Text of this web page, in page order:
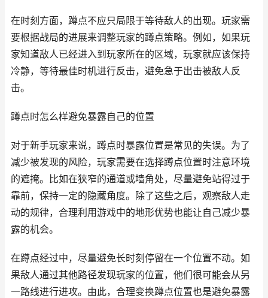
在时刻方面，蹲点不应只局限于等待敌人的出现。玩家需
要根据战局的进展来调整玩家的蹲点策略。例如，如果玩
家知道敌人已经进入到玩家所在的区域，玩家就应该保持
冷静，等待最佳时机进行反击，避免急于出击被敌人反
击。
蹲点时怎么样避免暴露自己的位置
对于新手玩家来说，蹲点时暴露位置是常见的失误。为了
减少被发现的风险，玩家需要在选择蹲点位置时注意环境
的遮掩。比如在狭窄的通道或墙角处，尽量避免站得过于
靠前，保持一定的隐藏角度。除了这些之后，观察敌人走
动的规律，合理利用游戏中的地形优势也能让自己减少暴
露的机会。
在蹲点经过中，尽量避免长时刻停留在一个位置不动。如
果敌人通过其他路径发现玩家的位置，他们很可能会从另
一路线进行进攻。由此，合理变换蹲点位置也是避免暴露